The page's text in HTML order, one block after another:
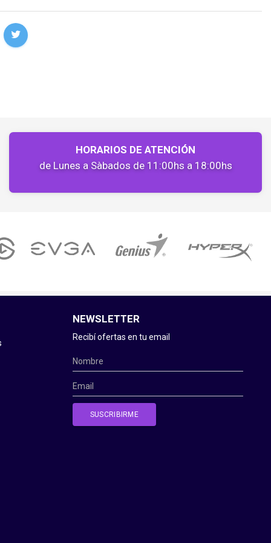
HORARIOS DE ATENCIÓN
de Lunes a Sàbados de 11:00hs a 18:00hs
NEWSLETTER
Recibí ofertas en tu email